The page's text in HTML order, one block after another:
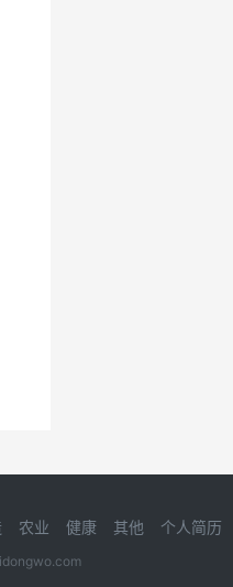
农业 健康 其他 个人简历